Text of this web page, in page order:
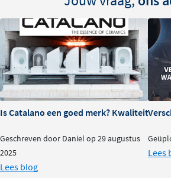
of storende details. In combinatie met
INK-onderkasten ontstaat een rustig,
Tip: combineer met
tegels
Voor een volledig uniform
combineer je deze wastafel metINK
doorlopend effect waarin wastafel en
Is Catalano een goed merk? Kwaliteit en
Geschreven door Daniel op 29 augustus
2025
Lees blog
Lees